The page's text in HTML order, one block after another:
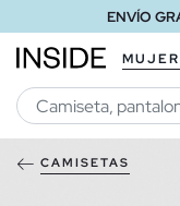
ENVÍO
MUJER
CAMISETAS